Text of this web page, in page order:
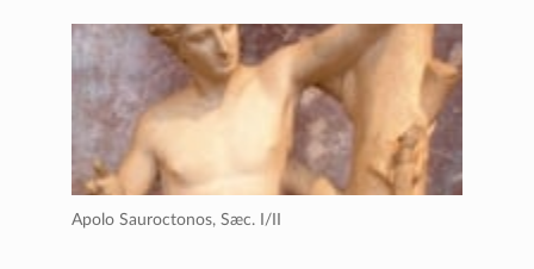
Apolo Sauroctonos, Sæc. I/II